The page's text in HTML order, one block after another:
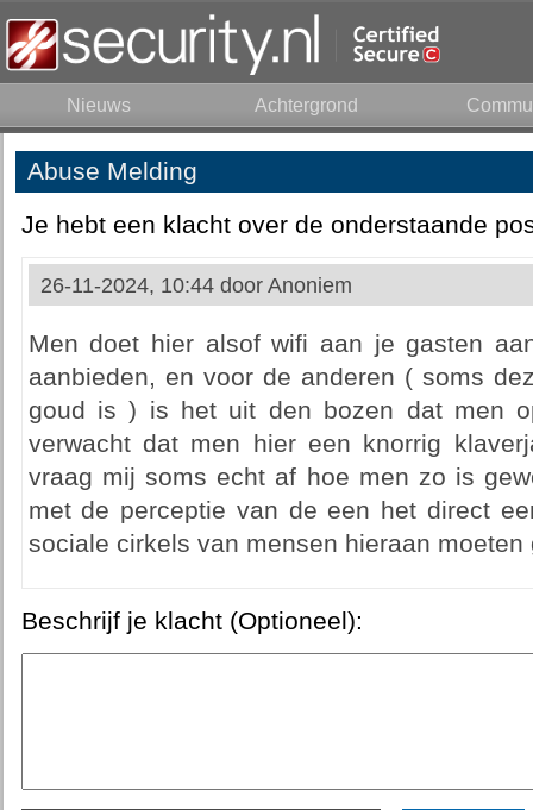
Nieuws Achtergrond
Abuse Melding
Je hebt een klacht over de onderstaande
26-11-2024, 10:44 door Anoniem
Men doet hier alsof wifi aan je gasten
aanbieden, en voor de anderen ( soms
goud is ) is het uit den bozen dat men
verwacht dat men hier een knorrig
vraag mij soms echt af hoe men zo is
met de perceptie van de een het direct
sociale cirkels van mensen hieraan moeten
Beschrijf je klacht (Optioneel):